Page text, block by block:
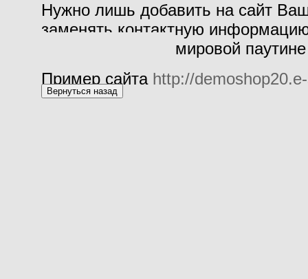
Нужно лишь добавить на сайт
заменять контактную
– и ваш бизнес в мировой
Пример сайта http://